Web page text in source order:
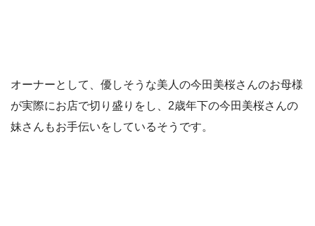
オーナーとして、優しそうな美人の今田美桜さんのお母様
が実際にお店で切り盛りをし、2歳年下の今田美桜さんの
妹さんもお手伝いをしているそうです。